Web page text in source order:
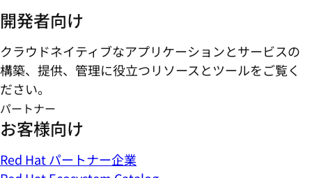
開発者向け
クラウドネイティブなアプリケーションとサービスの
構築、提供、管理に役立つリソースとツールをご覧く
ださい。
パートナー
お客様向け
Red Hat パートナー企業